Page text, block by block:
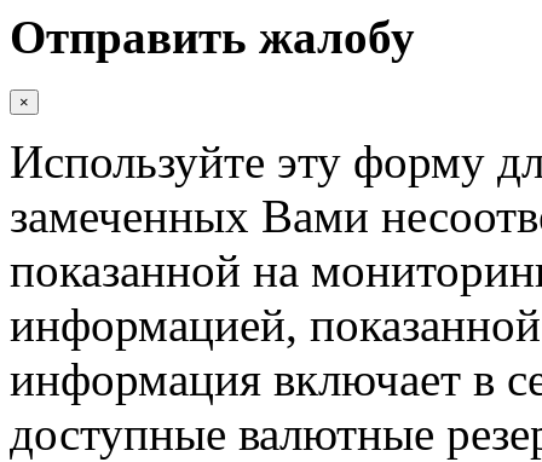
Отправить жалобу
×
Используйте эту форму
замеченных Вами
показанной на
информацией,
информация включает в
доступные валютные